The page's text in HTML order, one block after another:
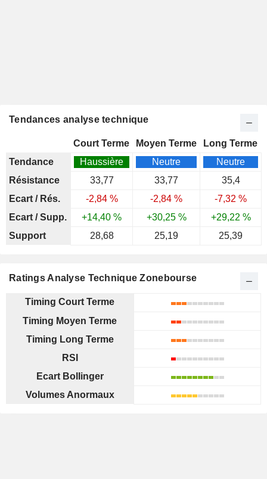
Tendances analyse technique
Court Terme Moyen Terme
Long Terme
Tendance
Haussière Neutre
Neutre
Résistance
33,77 33,77
35,4
Ecart / Rés.
-2,84 % -2,84 %
-7,32 %
Ecart / Supp.
+14,40 % +30,25 %
+29,22 %
Support
28,68 25,19 25,39
Ratings Analyse Technique Zonebourse
Timing Court Terme
Timing Moyen Terme
Timing Long Terme
RSI
Ecart Bollinger
Volumes Anormaux